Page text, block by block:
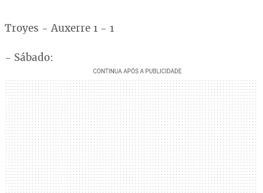
Troyes - Auxerre 1 - 1
- Sábado: